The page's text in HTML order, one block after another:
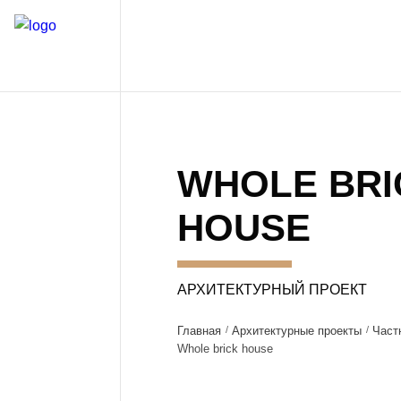
WHOLE
HOUSE
АРХИТЕКТУРНЫЙ ПРОЕКТ
Главная Архитектурные проекты
Whole brick house